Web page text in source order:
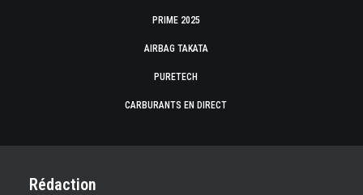
PRIME 2025
AIRBAG TAKATA
PURETECH
CARBURANTS EN DIRECT
Rédaction